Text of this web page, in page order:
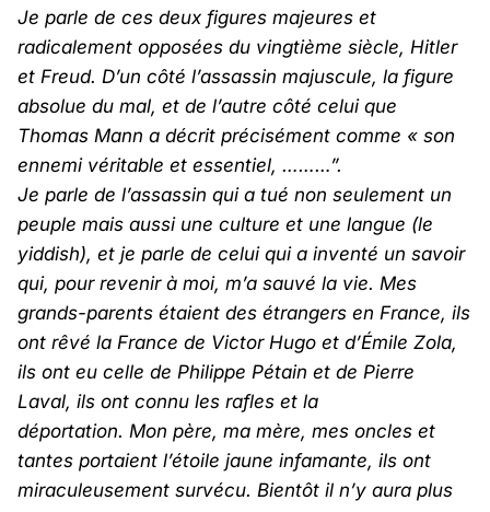
Je parle de ces deux figures majeures et
radicalement opposées du vingtième siècle, Hitler
et Freud. D’un côté l’assassin majuscule, la figure
absolue du mal, et de l’autre côté celui que
Thomas Mann a décrit précisément comme « son
ennemi véritable et essentiel, ………”.
Je parle de l’assassin qui a tué non seulement un
peuple mais aussi une culture et une langue (le
yiddish), et je parle de celui qui a inventé un savoir
qui, pour revenir à moi, m’a sauvé la vie. Mes
grands-parents étaient des étrangers en France, ils
ont rêvé la France de Victor Hugo et d’Émile Zola,
ils ont eu celle de Philippe Pétain et de Pierre
Laval, ils ont connu les rafles et la
déportation. Mon père, ma mère, mes oncles et
tantes portaient l’étoile jaune infamante, ils ont
miraculeusement survécu. Bientôt il n’y aura plus